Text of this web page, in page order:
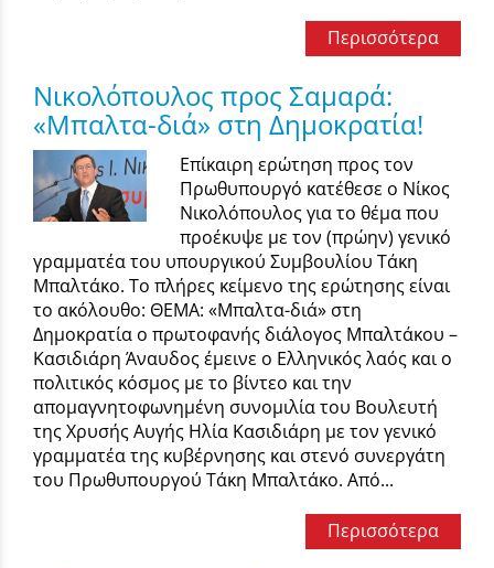
Περισσότερα
Νικολόπουλος προς Σαμαρά:
«Μπαλτα-διά» στη Δημοκρατία!
Επίκαιρη ερώτηση προς τον
Πρωθυπουργό κατέθεσε ο Νίκος
Νικολόπουλος για το θέμα που
προέκυψε με τον (πρώην) γενικό
γραμματέα του υπουργικού Συμβουλίου Τάκη
Μπαλτάκο. Το πλήρες κείμενο της ερώτησης είναι
το ακόλουθο: ΘΕΜΑ: «Μπαλτα-διά» στη
Δημοκρατία ο πρωτοφανής διάλογος Μπαλτάκου –
Κασιδιάρη Άναυδος έμεινε ο Ελληνικός λαός και ο
πολιτικός κόσμος με το βίντεο και την
απομαγνητοφωνημένη συνομιλία του Βουλευτή
της Χρυσής Αυγής Ηλία Κασιδιάρη με τον γενικό
γραμματέα της κυβέρνησης και στενό συνεργάτη
του Πρωθυπουργού Τάκη Μπαλτάκο. Από...
Περισσότερα